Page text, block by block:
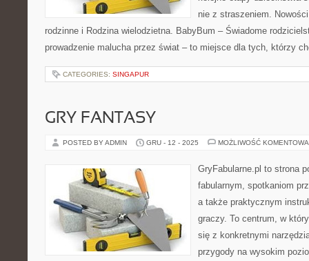
nie z straszeniem.
rodzinne i Rodzina wielodzietna. BabyBum – Świadome
prowadzenie malucha przez świat – to miejsce dla tych, którzy
CATEGORIES: SINGAPUR
GRY FANTASY
POSTED BY ADMIN GRU - 12 - 2025 MOŻLIWOŚĆ
GryFabularne.pl to strona
fabularnym, spotkaniom
a także praktycznym
graczy. To centrum, w
się z konkretnymi
przygody na wysokim